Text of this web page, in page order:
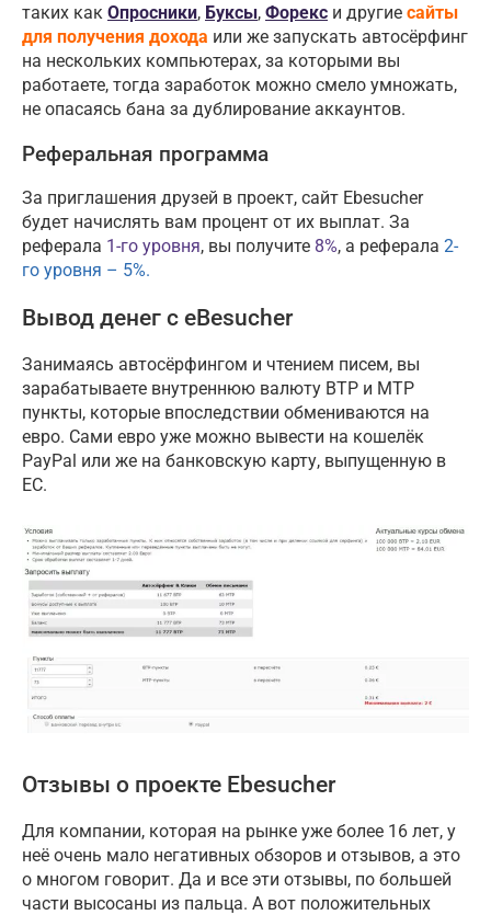
таких как Опросники, Буксы, Форекс и другие сайты
для получения дохода или же запускать автосёрфинг
на нескольких компьютерах, за которыми вы
работаете, тогда заработок можно смело умножать,
не опасаясь бана за дублирование аккаунтов.
Реферальная программа
За приглашения друзей в проект, сайт Ebesucher
будет начислять вам процент от их выплат. За
реферала 1-го уровня, вы получите 8%, а реферала 2-
го уровня – 5%.
Вывод денег с eBesucher
Занимаясь автосёрфингом и чтением писем, вы
зарабатываете внутреннюю валюту BTP и MTP
пункты, которые впоследствии обмениваются на
евро. Сами евро уже можно вывести на кошелёк
PayPal или же на банковскую карту, выпущенную в
ЕС.
Отзывы о проекте Ebesucher
Для компании, которая на рынке уже более 16 лет, у
неё очень мало негативных обзоров и отзывов, а это
о многом говорит. Да и все эти отзывы, по большей
части высосаны из пальца. А вот положительных